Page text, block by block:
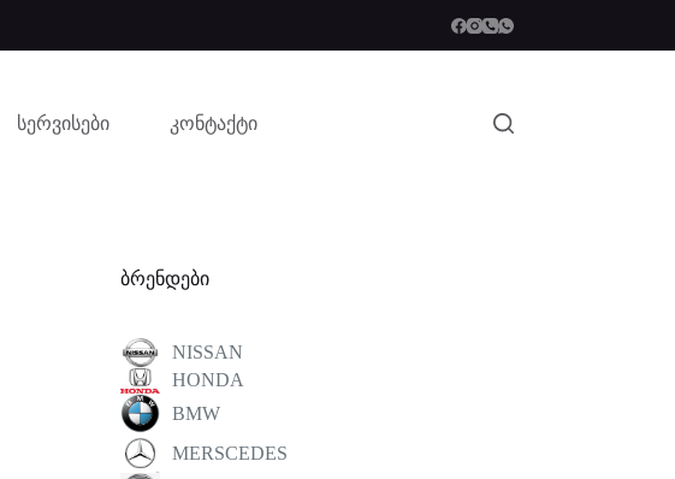
სერვისები კონტაქტი
ბრენდები
NISSAN
HONDA
BMW
MERSCEDES